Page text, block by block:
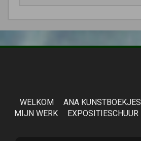
WELKOM ANA KUNSTBOEKJES
MIJN WERK
EXPOSITIESCHUUR